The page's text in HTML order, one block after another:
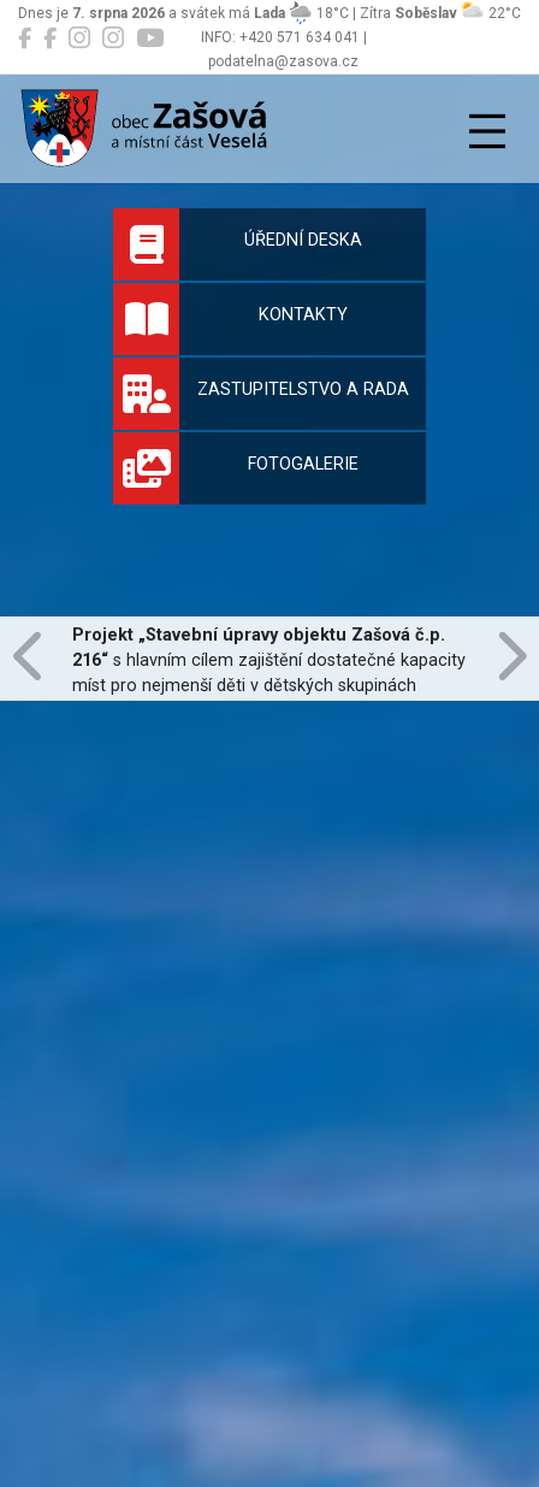
INFO: +420 571 634 041 |
podatelna@zasova.cz
Dnes je 7. srpna 2026 a svátek má Lada 18°C | Zítra Soběslav 22°C
Zašová
Oficiální stránky
ÚŘEDNÍ DESKA
KONTAKTY
ZASTUPITELSTVO A RADA
FOTOGALERIE
Investice do moderních technologií vzdělávání a
infrastruktury pro polytechnické vzdělávání,
zapojení nových odborných učeben.